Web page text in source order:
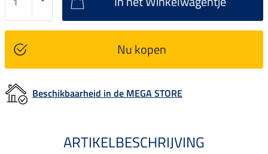
Nu kopen
Beschikbaarheid in de MEGA STORE
ARTIKELBESCHRIJVING